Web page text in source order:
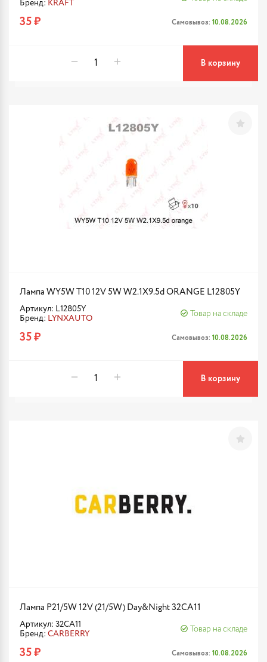
Бренд: KRAFT
35 ₽ Самовывоз: 10.08.2026
В корзину
Лампа WY5W T10 12V 5W W2.1X9.5d ORANGE L12805Y
Артикул: L12805Y
Бренд: LYNXAUTO
Товар на складе
35 ₽ Самовывоз: 10.08.2026
В корзину
Лампа P21/5W 12V (21/5W) Day&Night 32CA11
Артикул: 32CA11
Бренд: CARBERRY
Товар на складе
35 ₽ Самовывоз: 10.08.2026